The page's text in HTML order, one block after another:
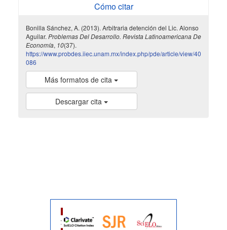
Cómo citar
Bonilla Sánchez, A. (2013). Arbitraria detención del Lic. Alonso
Aguilar. Problemas Del Desarrollo. Revista Latinoamericana De
Economía, 10(37).
https://www.probdes.iiec.unam.mx/index.php/pde/article/view/40
086
Más formatos de cita
Descargar cita